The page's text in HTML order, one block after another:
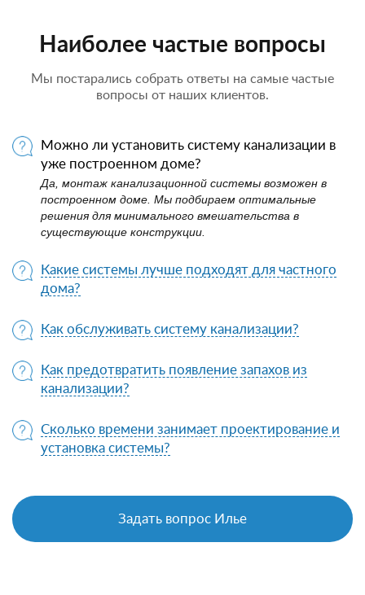
Наиболее частые вопросы
Мы постарались собрать ответы на самые частые
вопросы от наших клиентов.
Можно ли установить систему канализации в
уже построенном доме?
Да, монтаж канализационной системы возможен в
построенном доме. Мы подбираем оптимальные
решения для минимального вмешательства в
существующие конструкции.
Какие системы лучше подходят для частного
дома?
Как обслуживать систему канализации?
Как предотвратить появление запахов из
канализации?
Сколько времени занимает проектирование и
установка системы?
Задать вопрос Илье